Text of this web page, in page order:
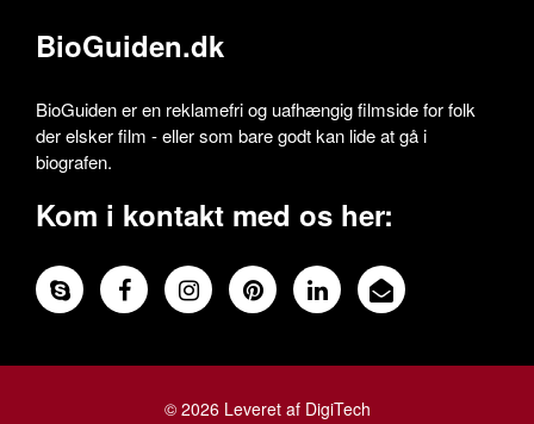
BioGuiden.dk
BioGuiden er en reklamefri og uafhængig filmside for folk
der elsker film - eller som bare godt kan lide at gå i
biografen.
Kom i kontakt med os her:
© 2026 Leveret af DigiTech